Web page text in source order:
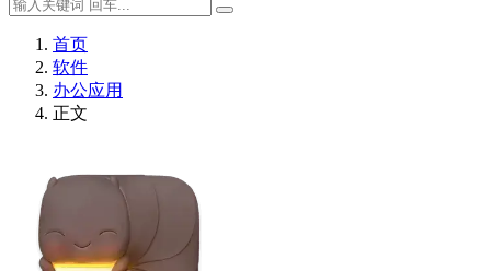
首页
软件
办公应用
正文